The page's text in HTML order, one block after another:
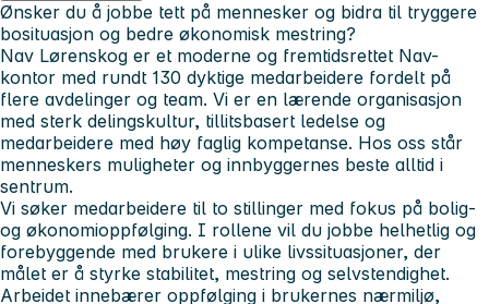
Ønsker du å jobbe tett på mennesker og bidra til tryggere
bosituasjon og bedre økonomisk mestring?
Nav Lørenskog er et moderne og fremtidsrettet Nav-
kontor med rundt 130 dyktige medarbeidere fordelt på
flere avdelinger og team. Vi er en lærende organisasjon
med sterk delingskultur, tillitsbasert ledelse og
medarbeidere med høy faglig kompetanse. Hos oss står
menneskers muligheter og innbyggernes beste alltid i
sentrum.
Vi søker medarbeidere til to stillinger med fokus på bolig-
og økonomioppfølging. I rollene vil du jobbe helhetlig og
forebyggende med brukere i ulike livssituasjoner, der
målet er å styrke stabilitet, mestring og selvstendighet.
Arbeidet innebærer oppfølging i brukernes nærmiljø,